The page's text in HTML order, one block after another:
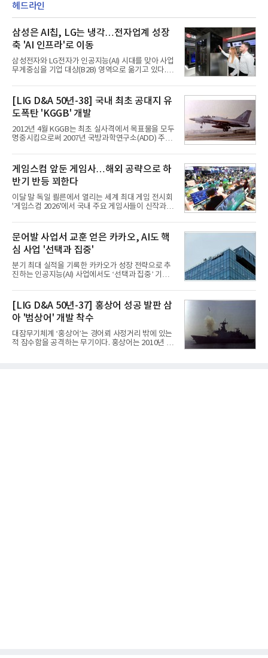
헤드라인
삼성은 AI칩, LG는 냉각…전자업계 성장
축 'AI 인프라'로 이동
삼성전자와 LG전자가 인공지능(AI) 시대를 맞아 사업
무게중심을 기업 대상(B2B) 영역으로 옮기고 있다.
접어든 가운데 삼성전자는 AI 반도체를 중심으로 데
이터센터 생태계 공략을 강화하고 LG전자는 냉각솔
루션·전장·로봇 등 기업용 솔루션 사업 확대에 속도를
내고 있다.9일 업계에 따르면 LG전자는 2분기 생활가
전과 프리미엄 제품 경쟁력에 더해 B2B 사업 확대 효
과로 수익성을 방어한 반면 삼성전자는 디바이스경험
(DX) 부문의 TV·생활가전 수익성이 악화됐다. 대신 삼
사업 확대
[LIG D&A 50년-38] 국내 최초 공대지 유
도폭탄 'KGGB' 개발
2012년 4월 KGGB는 최초 실사격에서 목표물을 모두
명중시킴으로써 2007년 국방과학연구소(ADD) 주관
체로 참여했다. 체계개발에는 총 400여억 원의 개발
비와 62개월의 기간이 소요됐다. 한국형 GPS 유도폭
탄 KGGB(Korea GPS Guided Bomb)는 국내 최초
의 공대지 유도폭탄으로 2012년에 최종 전투용 적합
판정을 받았다.우리 공군이 운용하는 모든 전투기에
탑재할 수 있는 KGGB는 일반목적폭탄(General
Purpose Bomb)에 장착하여 운용토록 개발됐다.이
는 조종사가 휴대하는 명령통신장치(PDU, P
게임스컴 앞둔 게임사…해외 공략으로 하
반기 반등 꾀한다
이달 말 독일 쾰른에서 열리는 세계 최대 게임 전시회
'게임스컴 2026'에서 국내 주요 게임사들이 신작과 글
체별로 엇갈린 가운데 하반기 신작 흥행과 해외 시장
성과가 실적을 좌우할 핵심 변수로 떠오르고 있다.8일
업계에 따르면 올해 상반기 게임업계는 기업별 성적
표가 크게 갈렸다. 대표적으로 크래프톤은 'PUBG: 배
틀그라운드'의 안정적인 성장에 힘입어 상반기 연결
기준 매출 2조6616억원, 영업이익 9725억원으로 역
대 최대 실적을 기록했다. 엔씨도 올해 출시한 '아이온
동기 대
문어발 사업서 교훈 얻은 카카오, AI도 핵
심 사업 '선택과 집중'
분기 최대 실적을 기록한 카카오가 성장 전략으로 추
진하는 인공지능(AI) 사업에서도 ‘선택과 집중’ 기조
라 투자에 나서는 것과 달리, 카카오는 ‘카카오톡’이
라는 플랫폼 경쟁력을 활용한 AI 에이전트 서비스에
집중하는 전략이다. 과거 무리한 사업 확장 과정에서
겪었던 시행착오를 되풀이하지 않고 핵심 역량에 집
중하겠다는 취지로 풀이된다.7일 업계에 따르면 카카
오는 올해 2분기 연결 기준 매출 2조985억원, 영업이
익 2770억원을 기록했다. 전년 동기 대비 매출과 영업
[LIG D&A 50년-37] 홍상어 성공 발판 삼
아 '범상어' 개발 착수
대잠무기체계 ‘홍상어’는 경어뢰 사정거리 밖에 있는
적 잠수함을 공격하는 무기이다. 홍상어는 2010년 넥